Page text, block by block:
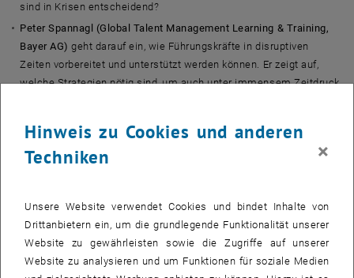
sind in Krisen entscheidend?
Peter Spannagl (Global Talent Management Learning & Training,
Bayer AG)geht darauf ein, wie Führungskräfte in disruptiven
Zeiten vorbereitet und unterstützt werden können. Er zeigt auf,
welche Strategien nötig sind, um auch unter immensem Zeitdruck
Im Anschluss an die Diskussion laden wir Sie herzlich ein,
Atmosphäre ausklingen zu lassen. Nutzen Sie die Gelegenheit, sich
mit anderen Teilnehmer_innen und den Referenten weiter
auszutauschen und wertvolle Impulse für Ihr Unternehmen
mitzunehmen.
Hinweis zu Cookies und anderen
Techniken
×
Unsere Website verwendet Cookies und bindet Inhalte von
Drittanbietern ein, um die grundlegende Funktionalität unserer
Website zu gewährleisten sowie die Zugriffe auf unserer
Website zu analysieren und um Funktionen für soziale Medien